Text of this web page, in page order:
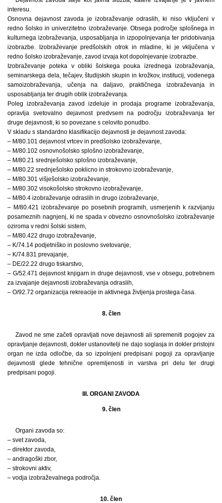
interesu.
Osnovna dejavnost zavoda je izobraževanje odraslih, ki niso vključeni v
redno šolsko in univerzitetno izobraževanje. Obsega področje splošnega in
kulturnega izobraževanja, usposabljanja in izpopolnjevanja ter pridobivanja
izobrazbe. Izobraževanje predšolskih otrok in mladine, ki je vključena v
redno šolsko izobraževanje, zavod izvaja kot dopolnjevanje izobrazbe.
Izobraževanje poteka v obliki šolskega pouka izrednega izobraževanja,
seminarskega dela, tečajev, študijskih skupin in krožkov, institucij, vodenega
samoizobraževanja, učenja na daljavo, praktičnega izobraževanja in
usposabljanja ter drugih oblik izobraževanja.
Poleg izobraževanja zavod izdeluje in prodaja programe izobraževanja,
opravlja svetovalno dejavnost predvsem na področju izobraževanja ter
druge dejavnosti, ki so povezane s celovito ponudbo.
V skladu s standardno klasifikacijo dejavnosti je dejavnost zavoda:
– M/80.101 dejavnost vrtcev in predšolsko izobraževanje,
– M/80.102 osnovnošolsko splošno izobraževanje,
– M/80.21 srednješolsko splošno izobraževanje,
– M/80.22 srednješolsko poklicno in strokovno izobraževanje,
– M/80.301 višješolsko izobraževanje,
– M/80.302 visokošolsko strokovno izobraževanje,
– M/80.4 izobraževanje odraslih in drugo izobraževanje,
– M/80.421 izobraževanje po posebnih programih, usmerjenih k razvijanju
posameznih nagnjenj, ki ne spada v obvezno osnovnošolsko izobraževanje
oziroma v redni šolski sistem,
– M/80.422 drugo izobraževanje,
– K/74.14 podjetniško in poslovno svetovanje,
– K/74.831 prevajanje,
– DE/22.22 drugo tiskarstvo,
– G/52.471 dejavnost knjigarn in druge dejavnosti, vse v obsegu, potrebnem
za izvajanje dejavnosti izobraževanja odraslih,
– O/92.72 organizacija rekreacije in aktivnega življenja prostega časa.
8. člen
Zavod ne sme začeti opravljati nove dejavnosti ali spremeniti pogojev za
opravljanje dejavnosti, dokler ustanovitelji ne dajo soglasja in dokler pristojni
organ ne izda odločbe, da so izpolnjeni predpisani pogoji za opravljanje
dejavnosti glede tehnične opremljenosti in varstva pri delu ter drugi
predpisani pogoji.
III. ORGANI ZAVODA
9. člen
Organi zavoda so:
– svet zavoda,
– direktor zavoda,
– andragoški zbor,
– strokovni aktiv,
– vodja izobraževalnega področja.
10. člen